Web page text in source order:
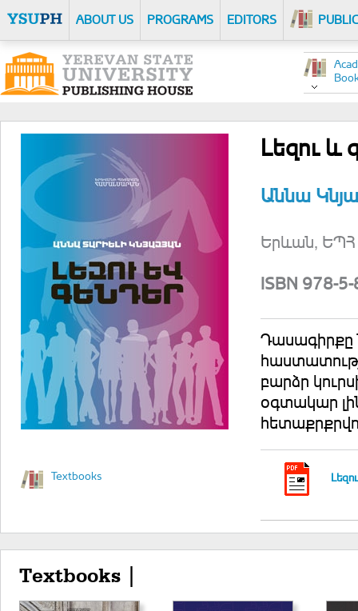
ABOUT US PROGRAMS EDITORS
Textbooks
Լեզու և
Աննա
Երևան, ԵՊՀ
ISBN 978-
Դասագիրքը
բարձր
օգտակար
Textbooks |